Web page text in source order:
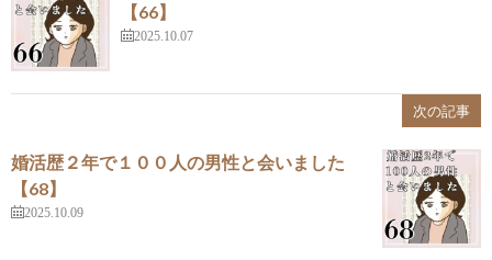
【66】
2025.10.07
次の記事
婚活歴２年で１００人の男性と会いました
【68】
2025.10.09